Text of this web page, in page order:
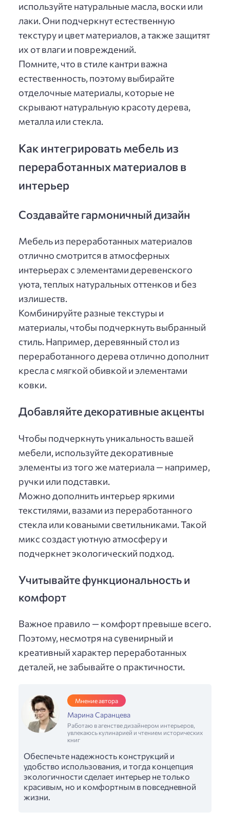
используйте натуральные масла, воски или
лаки. Они подчеркнут естественную
текстуру и цвет материалов, а также защитят
их от влаги и повреждений.
Помните, что в стиле кантри важна
естественность, поэтому выбирайте
отделочные материалы, которые не
скрывают натуральную красоту дерева,
металла или стекла.
Как интегрировать мебель из
переработанных материалов в
интерьер
Создавайте гармоничный дизайн
Мебель из переработанных материалов
отлично смотрится в атмосферных
интерьерах с элементами деревенского
уюта, теплых натуральных оттенков и без
излишеств.
Комбинируйте разные текстуры и
материалы, чтобы подчеркнуть выбранный
стиль. Например, деревянный стол из
переработанного дерева отлично дополнит
кресла с мягкой обивкой и элементами
ковки.
Добавляйте декоративные акценты
Чтобы подчеркнуть уникальность вашей
мебели, используйте декоративные
элементы из того же материала — например,
ручки или подставки.
Можно дополнить интерьер яркими
текстилями, вазами из переработанного
стекла или коваными светильниками. Такой
микс создаст уютную атмосферу и
подчеркнет экологический подход.
Учитывайте функциональность и
комфорт
Важное правило — комфорт превыше всего.
Поэтому, несмотря на сувенирный и
креативный характер переработанных
деталей, не забывайте о практичности.
Мнение автора
Марина Саранцева
Работаю в агенстве дизайнером интерьеров,
увлекаюсь кулинарией и чтением исторических
книг
Обеспечьте надежность конструкций и
удобство использования, и тогда концепция
экологичности сделает интерьер не только
красивым, но и комфортным в повседневной
жизни.